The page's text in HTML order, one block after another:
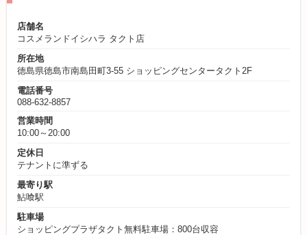
店舗名
コスメランドイシハラ タクト店
所在地
徳島県徳島市南島田町3-55 ショッピングセンタータクト2F
電話番号
088-632-8857
営業時間
10:00～20:00
定休日
テナントに準ずる
最寄り駅
鮎喰駅
駐車場
ショッピングプラザタクト無料駐車場：800台収容